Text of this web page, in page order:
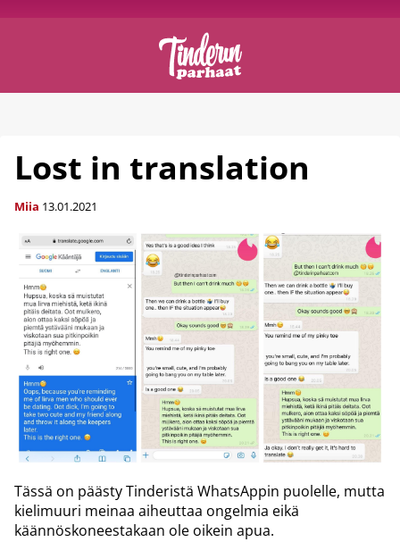
Lost in translation
Miia 13.01.2021
Tässä on päästy Tinderistä WhatsAppin puolelle, mutta
kielimuuri meinaa aiheuttaa ongelmia eikä
käännöskoneestakaan ole oikein apua.